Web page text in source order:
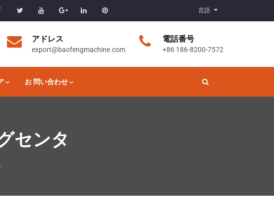
言語
アドレス
export@baofengmachine.com
電話番号
+86 186-8200-7572
お 問い合わせ
センタ